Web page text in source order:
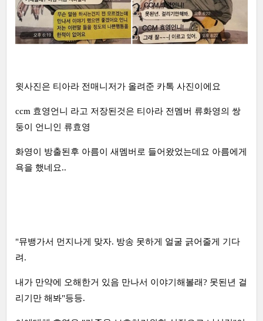
윗사진은 티아라 전매니저가 올려준 카톡 사진이에요
ccm 효영언니 라고 저장된것은 티아라 전멤버 류화영의 쌍
둥이 언니인 류효영
화영이 방출된후 아름이 새멤버로 들어왔었는데요 아름에게
욕을 했네요..
"뮤뱅가서 먼지나게 맞자. 방송 못하게 얼굴 긁어줄게 기다
려.
내가 만약에 오해한거 있음 만나서 이야기해볼래? 못된년 걸
리기만 해봐"등등.